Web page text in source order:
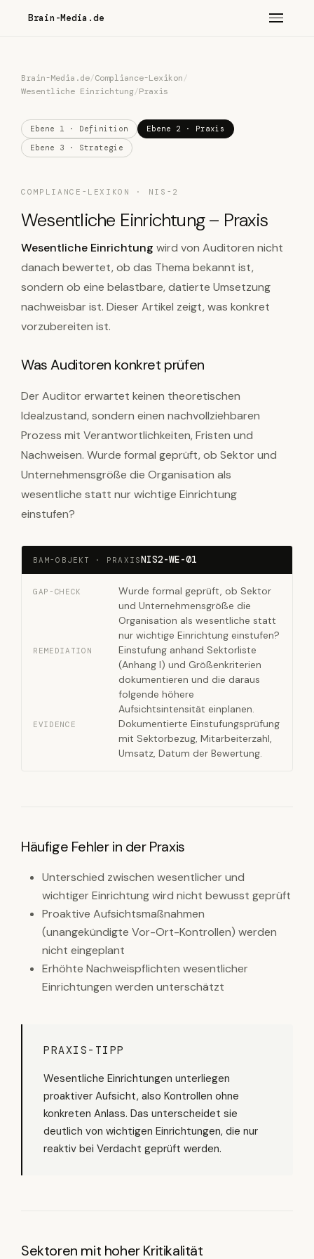
Brain-Media.de
Brain-Media.de/Compliance-Lexikon/
Wesentliche Einrichtung/Praxis
Ebene 1 · Definition
Ebene 2 · Praxis
Ebene 3 · Strategie
COMPLIANCE-LEXIKON · NIS-2
Wesentliche Einrichtung – Praxis
Wesentliche Einrichtung wird von Auditoren nicht
danach bewertet, ob das Thema bekannt ist,
sondern ob eine belastbare, datierte Umsetzung
nachweisbar ist. Dieser Artikel zeigt, was konkret
vorzubereiten ist.
Was Auditoren konkret prüfen
Der Auditor erwartet keinen theoretischen
Idealzustand, sondern einen nachvollziehbaren
Prozess mit Verantwortlichkeiten, Fristen und
Nachweisen. Wurde formal geprüft, ob Sektor und
Unternehmensgröße die Organisation als
wesentliche statt nur wichtige Einrichtung
einstufen?
BAM-OBJEKT · PRAXISNIS2-WE-01
GAP-CHECK
Wurde formal geprüft, ob Sektor
und Unternehmensgröße die
Organisation als wesentliche statt
nur wichtige Einrichtung einstufen?
REMEDIATION
Einstufung anhand Sektorliste
(Anhang I) und Größenkriterien
dokumentieren und die daraus
folgende höhere
Aufsichtsintensität einplanen.
EVIDENCE
Dokumentierte Einstufungsprüfung
mit Sektorbezug, Mitarbeiterzahl,
Umsatz, Datum der Bewertung.
Häufige Fehler in der Praxis
Unterschied zwischen wesentlicher und
wichtiger Einrichtung wird nicht bewusst geprüft
Proaktive Aufsichtsmaßnahmen
(unangekündigte Vor-Ort-Kontrollen) werden
nicht eingeplant
Erhöhte Nachweispflichten wesentlicher
Einrichtungen werden unterschätzt
PRAXIS-TIPP
Wesentliche Einrichtungen unterliegen
proaktiver Aufsicht, also Kontrollen ohne
konkreten Anlass. Das unterscheidet sie
deutlich von wichtigen Einrichtungen, die nur
reaktiv bei Verdacht geprüft werden.
Sektoren mit hoher Kritikalität